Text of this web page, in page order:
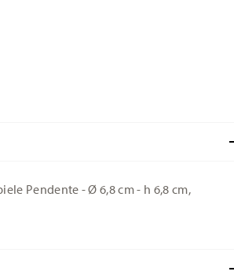
Pendente - Ø 6,8 cm - h 6,8 cm,